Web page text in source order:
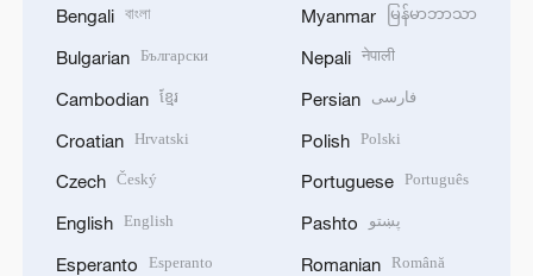
Bengali বাংলা
Bulgarian Български
Cambodian ខ្មែរ
Croatian Hrvatski
Czech Český
English English
Esperanto Esperanto
Myanmar မြန်မာဘာသာ
Nepali नेपाली
Persian فارسی
Polish Polski
Portuguese Português
Pashto پښتو
Romanian Română